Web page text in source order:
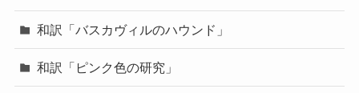
和訳「バスカヴィルのハウンド」
和訳「ピンク色の研究」